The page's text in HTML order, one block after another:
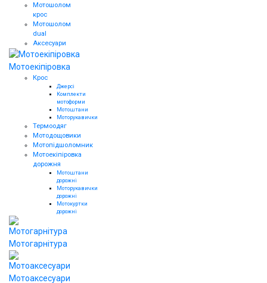
Мотошолом
крос
Мотошолом
dual
Аксесуари
Мотоекіпіровка
Крос
Джерсі
Комплекти
мотоформи
Мотоштани
Моторукавички
Термоодяг
Мотодощовики
Мотопідшоломник
Мотоекіпіровка
дорожня
Мотоштани
дорожні
Моторукавички
дорожні
Мотокуртки
дорожні
Мотогарнітура
Мотоаксесуари